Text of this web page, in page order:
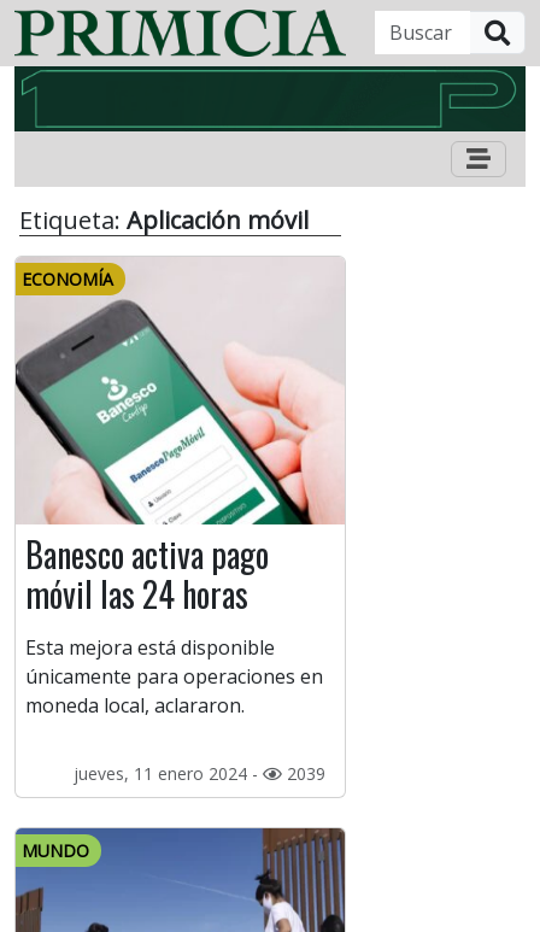
Etiqueta: Aplicación móvil
ECONOMÍA
Banesco activa pago
móvil las 24 horas
Esta mejora está disponible
únicamente para operaciones en
moneda local, aclararon.
jueves, 11 enero 2024 - 2039
MUNDO